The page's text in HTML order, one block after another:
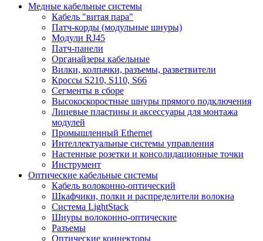
Медные кабельные системы
Кабель "витая пара"
Патч-корды (модульные шнуры)
Модули RJ45
Патч-панели
Органайзеры кабельные
Вилки, колпачки, разъемы, разветвители
Кроссы S210, S110, S66
Сегменты в сборе
Высокоскоростные шнуры прямого подключения
Лицевые пластины и аксессуары для монтажа
модулей
Промышленный Ethernet
Интеллектуальные системы управления
Настенные розетки и консолидационные точки
Инструмент
Оптические кабельные системы
Кабель волоконно-оптический
Шкафчики, полки и распределители волокна
Система LightStack
Шнуры волоконно-оптические
Разъемы
Оптические коннекторы